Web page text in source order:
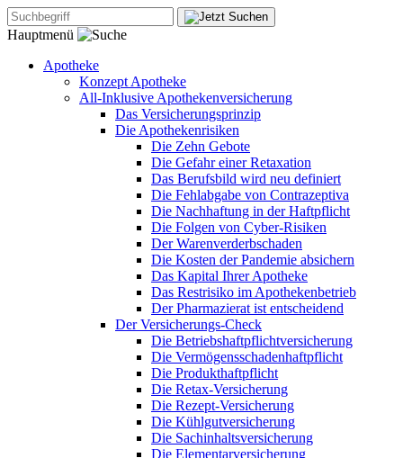
Hauptmenü
Apotheke
Konzept Apotheke
All-Inklusive Apothekenversicherung
Das Versicherungsprinzip
Die Apothekenrisiken
Die Zehn Gebote
Die Gefahr einer Retaxation
Das Berufsbild wird neu definiert
Die Fehlabgabe von Contrazeptiva
Die Nachhaftung in der Haftpflicht
Die Folgen von Cyber-Risiken
Der Warenverderbschaden
Die Kosten der Pandemie absichern
Das Kapital Ihrer Apotheke
Das Restrisiko im Apothekenbetrieb
Der Pharmazierat ist entscheidend
Der Versicherungs-Check
Die Betriebshaftpflichtversicherung
Die Vermögensschadenhaftpflicht
Die Produkthaftpflicht
Die Retax-Versicherung
Die Rezept-Versicherung
Die Kühlgutversicherung
Die Sachinhaltsversicherung
Die Elementarversicherung